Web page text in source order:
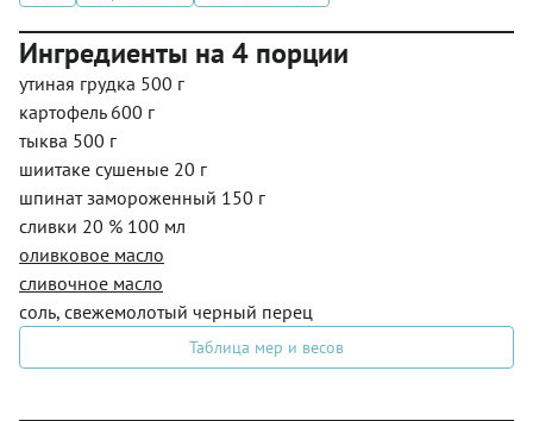
Ингредиенты на 4 порции
утиная грудка 500 г
картофель 600 г
тыква 500 г
шиитаке сушеные 20 г
шпинат замороженный 150 г
сливки 20 % 100 мл
оливковое масло
сливочное масло
соль, свежемолотый черный перец
Таблица мер и весов